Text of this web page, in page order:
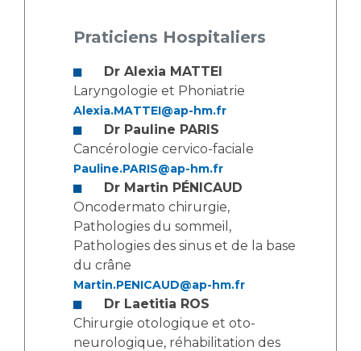
Vos représentants
La Commission Des Usagers (CDU)
Les Comités Locaux des Usagers
Le projet des usagers
Qualité
Nos indicateurs qualité et de sécurité des soins
Protection des données
Médiathèque
Fournisseurs
Rôles et missions
Liste des marchés conclus
Documents utiles
Praticiens Hospitaliers
Dr Alexia MATTEI
Laryngologie et Phoniatrie
Alexia.MATTEI@ap-hm.fr
Dr Pauline PARIS
Cancérologie cervico-faciale
Pauline.PARIS@ap-hm.fr
Dr Martin PÉNICAUD
Oncodermato chirurgie,
Pathologies du sommeil,
Pathologies des sinus et de la base
du crâne
Martin.PENICAUD@ap-hm.fr
Dr Laetitia ROS
Chirurgie otologique et oto-
neurologique, réhabilitation des